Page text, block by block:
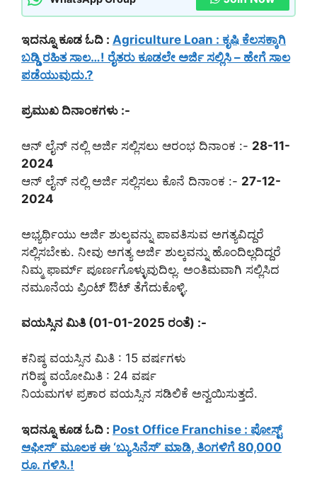
ಇದನ್ನೂ ಕೂಡ ಓದಿ : Agriculture Loan : ಕೃಷಿ ಕೆಲಸಕ್ಕಾಗಿ
ಬಡ್ಡಿ ರಹಿತ ಸಾಲ…! ರೈತರು ಕೂಡಲೇ ಅರ್ಜಿ ಸಲ್ಲಿಸಿ – ಹೇಗೆ ಸಾಲ
ಪಡೆಯುವುದು.?
ಪ್ರಮುಖ ದಿನಾಂಕಗಳು :-
ಆನ್ ಲೈನ್ ನಲ್ಲಿ ಅರ್ಜಿ ಸಲ್ಲಿಸಲು ಆರಂಭ ದಿನಾಂಕ :- 28-11-
2024
ಆನ್ ಲೈನ್ ನಲ್ಲಿ ಅರ್ಜಿ ಸಲ್ಲಿಸಲು ಕೊನೆ ದಿನಾಂಕ :- 27-12-
2024
ಅಭ್ಯರ್ಥಿಯು ಅರ್ಜಿ ಶುಲ್ಕವನ್ನು ಪಾವತಿಸುವ ಅಗತ್ಯವಿದ್ದರೆ
ಸಲ್ಲಿಸಬೇಕು. ನೀವು ಅಗತ್ಯ ಅರ್ಜಿ ಶುಲ್ಕವನ್ನು ಹೊಂದಿಲ್ಲದಿದ್ದರೆ
ನಿಮ್ಮ ಫಾರ್ಮ್ ಪೂರ್ಣಗೊಳ್ಳುವುದಿಲ್ಲ. ಅಂತಿಮವಾಗಿ ಸಲ್ಲಿಸಿದ
ನಮೂನೆಯ ಪ್ರಿಂಟ್ ಔಟ್ ತೆಗೆದುಕೊಳ್ಳಿ.
ವಯಸ್ಸಿನ ಮಿತಿ (01-01-2025 ರಂತೆ) :-
ಕನಿಷ್ಠ ವಯಸ್ಸಿನ ಮಿತಿ : 15 ವರ್ಷಗಳು
ಗರಿಷ್ಠ ವಯೋಮಿತಿ : 24 ವರ್ಷ
ನಿಯಮಗಳ ಪ್ರಕಾರ ವಯಸ್ಸಿನ ಸಡಿಲಿಕೆ ಅನ್ವಯಿಸುತ್ತದೆ.
ಇದನ್ನೂ ಕೂಡ ಓದಿ : Post Office Franchise : ಪೋಸ್ಟ್
ಆಫೀಸ್’ ಮೂಲಕ ಈ ‘ಬ್ಯುಸಿನೆಸ್’ ಮಾಡಿ, ತಿಂಗಳಿಗೆ 80,000
ರೂ. ಗಳಿಸಿ.!